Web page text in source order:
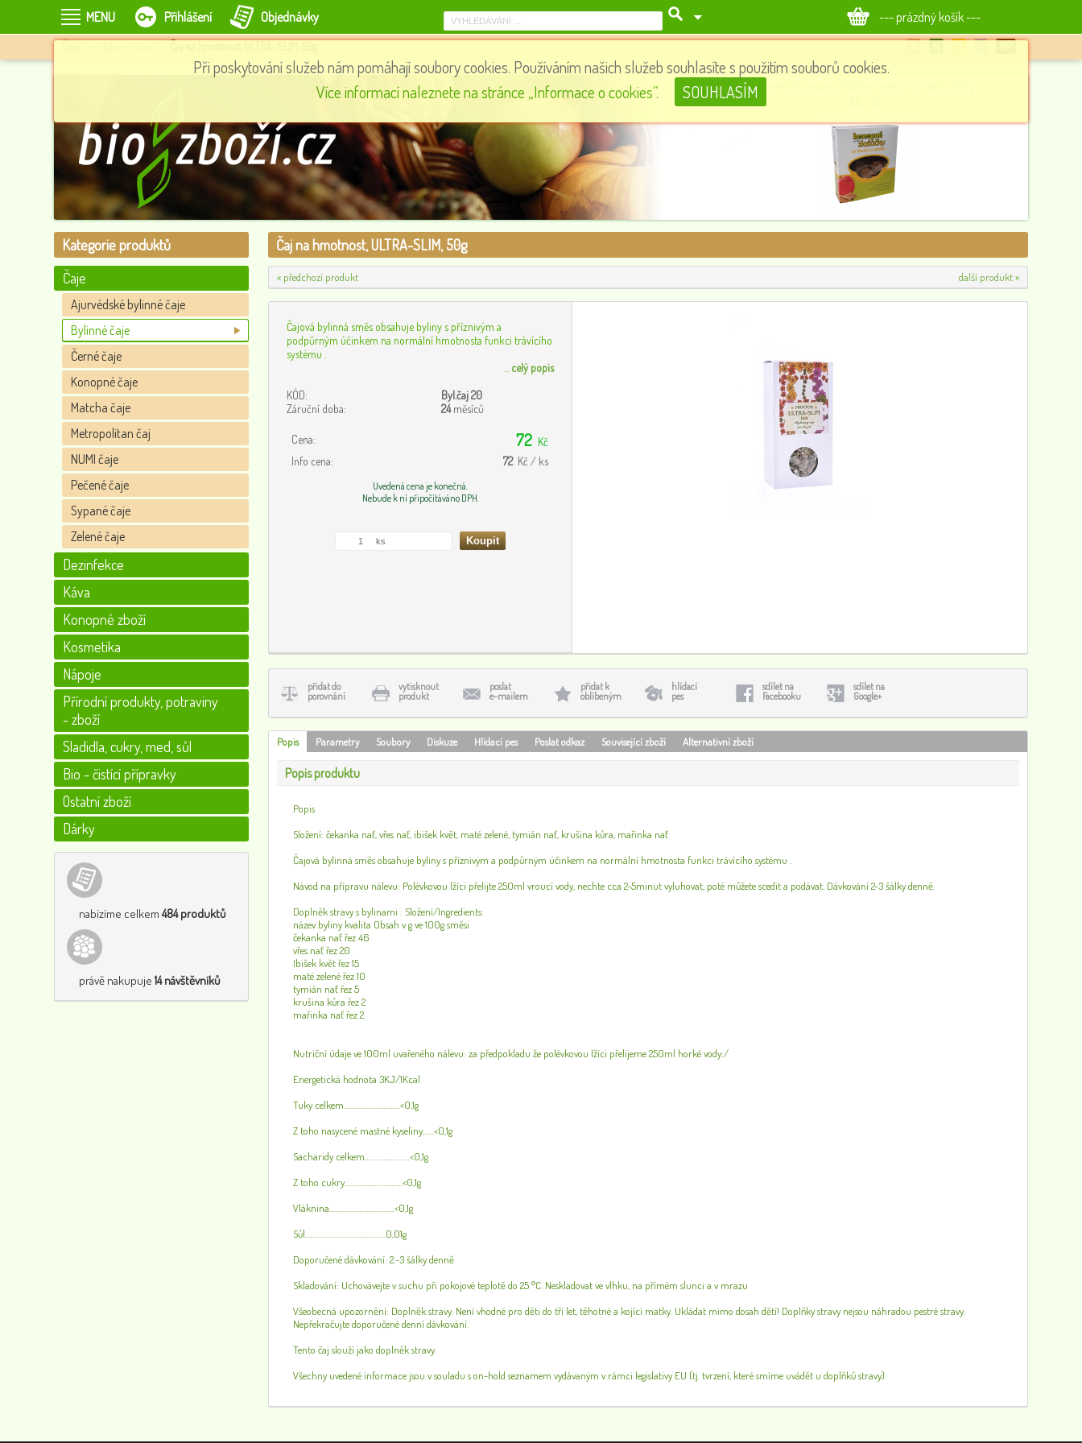
MENU Přihlášení Objednávky --- prázdný košík ---
RAW Protein mandlový, 250 g, Natural Products
Jambuhills, 60 kapslí - pro diabetiky
210 0
Kategorie produktů
Čaje
Ajurvédské bylinné čaje
Bylinné čaje
Černé čaje
Konopné čaje
Matcha čaje
Metropolitan čaj
NUMI čaje
Pečené čaje
Sypané čaje
Zelené čaje
Dezinfekce
Káva
Konopné zboží
Kosmetika
Nápoje
Přírodní produkty, potraviny
- zboží
Sladidla, cukry, med, sůl
Bio - čistící přípravky
Ostatní zboží
Dárky
nabízíme celkem484 produktů
právě nakupuje14 návštěvníků
Čaj na hmotnost, ULTRA-SLIM, 50g
« předchozí produkt další produkt »
Čajová bylinná směs obsahuje byliny s příznivým a
podpůrným účinkem na normální hmotnosta funkci trávícího
systému .
celý popis
KÓD:
Byl.čaj 20
Záruční doba:
24měsíců
Cena: 72 Kč
Info cena:
72 Kč / ks
Uvedená cena je konečná.
Nebude k ní připočítáváno DPH.
přidat do
porovnání
vytisknout
produkt
poslat
e-mailem
přidat k
oblíbeným
hlídací
pes
sdílet na
Facebooku
sdílet na
Google+
Popis Parametry Soubory Diskuze Hlídací pes Poslat odkaz Související zboží Alternativní zboží
Popis produktu
Popis
Složení: čekanka nať, vřes nať, ibišek květ, maté zelené, tymián nať, krušina kůra, mařinka nať
Čajová bylinná směs obsahuje byliny s příznivým a podpůrným účinkem na normální hmotnosta funkci trávícího systému .
Návod na přípravu nálevu: Polévkovou lžíci přelijte 250ml vroucí vody, nechte cca 2-5minut vyluhovat, poté můžete scedit a podávat. Dávkování 2-3 šálky denně.
Doplněk stravy s bylinami : Složení/Ingredients:
název byliny kvalita Obsah v g ve 100g směsi
čekanka nať řez 46
vřes nať řez 20
Ibišek květ řez 15
maté zelené řez 10
tymián nať řez 5
krušina kůra řez 2
mařinka nať řez 2
Nutriční údaje ve 100ml uvařeného nálevu: za předpokladu že polévkovou lžíci přelijeme 250ml horké vody:/
Energetická hodnota 3KJ/1Kcal
Tuky celkem…………………………<0,1g
Z toho nasycené mastné kyseliny……<0,1g
Sacharidy celkem……………………<0,1g
Z toho cukry………………………….<0,1g
Vláknina……………………………..<0,1g
Sůl………….…………………………0,01g
Doporučené dávkování: 2.-3 šálky denně
Skladování: Uchovávejte v suchu při pokojové teplotě do 25 °C. Neskladovat ve vlhku, na přímém slunci a v mrazu
Všeobecná upozornění: Doplněk stravy. Není vhodné pro děti do tří let, těhotné a kojící matky. Ukládat mimo dosah dětí! Doplňky stravy nejsou náhradou pestré stravy.
Nepřekračujte doporučené denní dávkování.
Tento čaj slouží jako doplněk stravy.
Všechny uvedené informace jsou v souladu s on-hold seznamem vydávaným v rámci legislativy EU (tj. tvrzení, které smíme uvádět u doplňků stravy).
Při poskytování služeb nám pomáhají soubory cookies. Používáním našich služeb souhlasíte s použitím souborů cookies.
Více informací naleznete na stránce „Informace o cookies”.
SOUHLASÍM